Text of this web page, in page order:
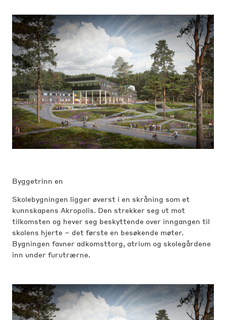
Byggetrinn en
Skolebygningen ligger øverst i en skråning som et
kunnskapens Akropolis. Den strekker seg ut mot
tilkomsten og hever seg beskyttende over inngangen til
skolens hjerte – det første en besøkende møter.
Bygningen favner adkomsttorg, atrium og skolegårdene
inn under furutrærne.